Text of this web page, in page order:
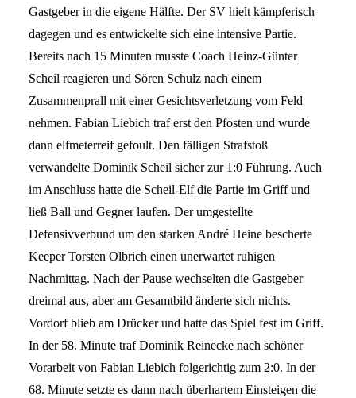
Gastgeber in die eigene Hälfte. Der SV hielt kämpferisch
dagegen und es entwickelte sich eine intensive Partie.
Bereits nach 15 Minuten musste Coach Heinz-Günter
Scheil reagieren und Sören Schulz nach einem
Zusammenprall mit einer Gesichtsverletzung vom Feld
nehmen. Fabian Liebich traf erst den Pfosten und wurde
dann elfmeterreif gefoult. Den fälligen Strafstoß
verwandelte Dominik Scheil sicher zur 1:0 Führung. Auch
im Anschluss hatte die Scheil-Elf die Partie im Griff und
ließ Ball und Gegner laufen. Der umgestellte
Defensivverbund um den starken André Heine bescherte
Keeper Torsten Olbrich einen unerwartet ruhigen
Nachmittag. Nach der Pause wechselten die Gastgeber
dreimal aus, aber am Gesamtbild änderte sich nichts.
Vordorf blieb am Drücker und hatte das Spiel fest im Griff.
In der 58. Minute traf Dominik Reinecke nach schöner
Vorarbeit von Fabian Liebich folgerichtig zum 2:0. In der
68. Minute setzte es dann nach überhartem Einsteigen die